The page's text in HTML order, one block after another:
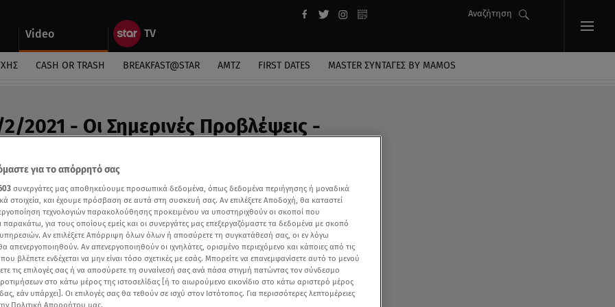
Video
Αναζήτηση
CASH OR TRASH BREAKFAST@STAR ΑΜΤΖ FIRST DATES MASTER ΣΥΝΤΑΓΈΣ BY MAMOS
2021 - Οι Σημερινές Προβλέψεις -
Άσης Μπήλιου στη «Φωλιά των Κου Κου»
για το απόρρητό σας
συνεργάτες μας αποθηκεύουμε προσωπικά δεδομένα, όπως δεδομένα περιήγησης ή μοναδικά
στοιχεία, και έχουμε πρόσβαση σε αυτά στη συσκευή σας. Αν επιλέξετε Αποδοχή, θα καταστεί
τεχνολογιών παρακολούθησης προκειμένου να υποστηριχθούν οι σκοποί που
παρακάτω, για τους οποίους εμείς και οι συνεργάτες μας επεξεργαζόμαστε τα δεδομένα με σκοπό
Αν επιλέξετε Απόρριψη όλων όλων ή αποσύρετε τη συγκατάθεσή σας, οι εν λόγω
απενεργοποιηθούν. Αν απενεργοποιηθούν οι ιχνηλάτες, ορισμένο περιεχόμενο και κάποιες από τις
βλέπετε ενδέχεται να μην είναι τόσο σχετικές με εσάς. Μπορείτε να επανεμφανίσετε αυτό το μενού
τις επιλογές σας ή να αποσύρετε τη συναίνεσή σας ανά πάσα στιγμή πατώντας τον σύνδεσμο
στο κάτω μέρος της ιστοσελίδας [ή το αιωρούμενο εικονίδιο στο κάτω αριστερό μέρος
εάν υπάρχει]. Οι επιλογές σας θα τεθούν σε ισχύ στον Ιστότοπος. Για περισσότερες λεπτομέρειες
Πολιτική Απορρήτου μας.